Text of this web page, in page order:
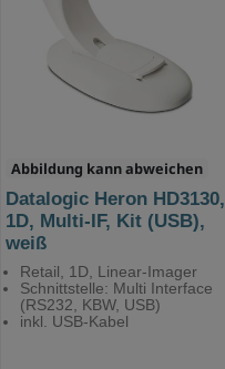
Abbildung kann abweichen
Datalogic Heron HD3130,
1D, Multi-IF, Kit (USB),
weiß
Retail, 1D, Linear-Imager
Schnittstelle: Multi Interface
(RS232, KBW, USB)
inkl. USB-Kabel